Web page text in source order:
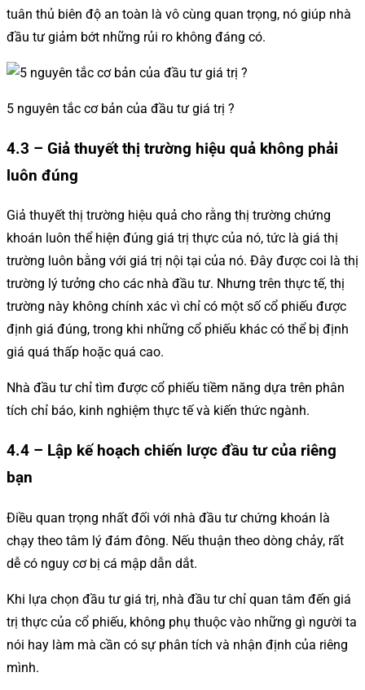
tuân thủ biên độ an toàn là vô cùng quan trọng, nó giúp nhà
đầu tư giảm bớt những rủi ro không đáng có.
5 nguyên tắc cơ bản của đầu tư giá trị ?
4.3 – Giả thuyết thị trường hiệu quả không phải
luôn đúng
Giả thuyết thị trường hiệu quả cho rằng thị trường chứng
khoán luôn thể hiện đúng giá trị thực của nó, tức là giá thị
trường luôn bằng với giá trị nội tại của nó. Đây được coi là thị
trường lý tưởng cho các nhà đầu tư. Nhưng trên thực tế, thị
trường này không chính xác vì chỉ có một số cổ phiếu được
định giá đúng, trong khi những cổ phiếu khác có thể bị định
giá quá thấp hoặc quá cao.
Nhà đầu tư chỉ tìm được cổ phiếu tiềm năng dựa trên phân
tích chỉ báo, kinh nghiệm thực tế và kiến ​​thức ngành.
4.4 – Lập kế hoạch chiến lược đầu tư của riêng
bạn
Điều quan trọng nhất đối với nhà đầu tư chứng khoán là
chạy theo tâm lý đám đông. Nếu thuận theo dòng chảy, rất
dễ có nguy cơ bị cá mập dẫn dắt.
Khi lựa chọn đầu tư giá trị, nhà đầu tư chỉ quan tâm đến giá
trị thực của cổ phiếu, không phụ thuộc vào những gì người ta
nói hay làm mà cần có sự phân tích và nhận định của riêng
mình.